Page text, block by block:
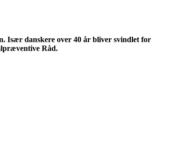
Især danskere over 40 år bliver svindlet for
Råd.